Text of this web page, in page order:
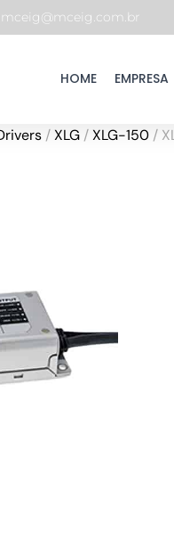
mceig@mceig.com.br
HOME EMPRESA
/XLG /XLG-150 /